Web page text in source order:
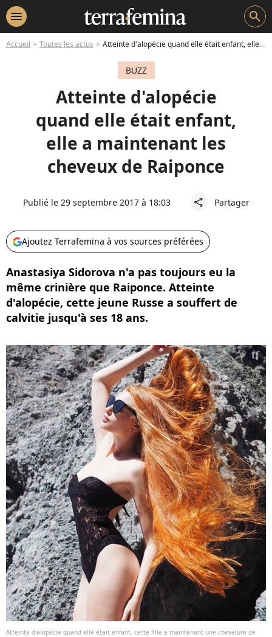
menu search
Accueil Toutes les actus Atteinte d'alopécie quand elle était enfant, elle a maintenant les cheveux de Raiponce
BUZZ
Atteinte d'alopécie
quand elle était enfant,
elle a maintenant les
cheveux de Raiponce
Publié le 29 septembre 2017 à 18:03 share Partager
Ajoutez Terrafemina à vos sources préférées
Anastasiya Sidorova n'a pas toujours eu la
même crinière que Raiponce. Atteinte
d'alopécie, cette jeune Russe a souffert de
calvitie jusqu'à ses 18 ans.
Atteinte d'alopécie quand elle était enfant, cette fille a maintenant une chevelure de